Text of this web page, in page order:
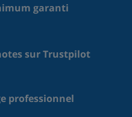
garanti
sur Trustpilot
professionnel